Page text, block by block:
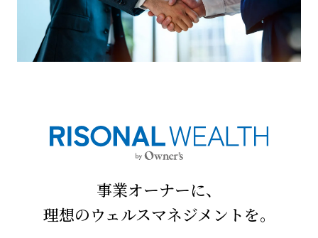
事業オーナーに、
理想のウェルスマネジメントを。